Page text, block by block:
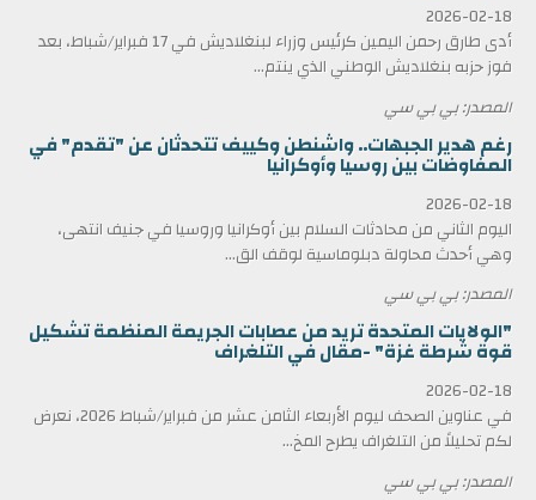
2026-02-18
أدى طارق رحمن اليمين كرئيس وزراء لبنغلاديش في 17 فبراير/شباط، بعد
فوز حزبه بنغلاديش الوطني الذي ينتم...
المصدر: بي بي سي
رغم هدير الجبهات.. واشنطن وكييف تتحدثان عن "تقدم" في
المفاوضات بين روسيا وأوكرانيا
2026-02-18
اليوم الثاني من محادثات السلام بين أوكرانيا وروسيا في جنيف انتهى،
وهي أحدث محاولة دبلوماسية لوقف الق...
المصدر: بي بي سي
"الولايات المتحدة تريد من عصابات الجريمة المنظمة تشكيل
قوة شرطة غزة" -مقال في التلغراف
2026-02-18
في عناوين الصحف ليوم الأربعاء الثامن عشر من فبراير/شباط 2026، نعرض
لكم تحليلاً من التلغراف يطرح المخ...
المصدر: بي بي سي